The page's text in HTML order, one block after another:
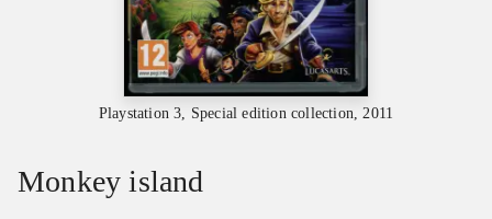
Playstation 3, Special edition collection, 2011
Monkey island